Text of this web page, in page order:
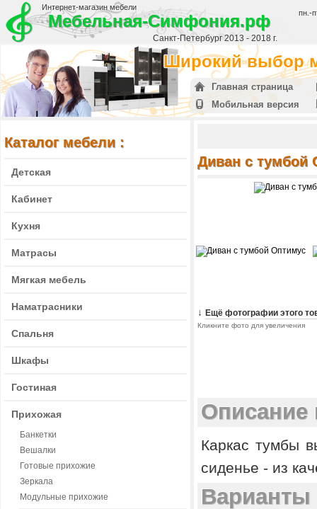
Интернет-магазин мебели
Мебельная-Симфония.рф
Санкт-Петербург 2013 - 2018 г.
пн.-
Широкий выбор
Главная страница
Мобильная версия
Каталог мебели :
Детская
Кабинет
Кухня
Матрасы
Мягкая мебель
Наматрасники
Спальня
Шкафы
Гостиная
Прихожая
Банкетки
Вешалки
Готовые прихожие
Зеркала
Модульные прихожие
Диван с тумбой
↓ Ещё фотографии этого
Кликните фото для увеличения
Описание
Каркас тумбы
сиденье - из
Варианты